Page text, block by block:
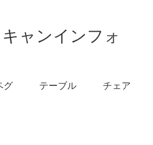
ャンインフォ
グ テーブル チェア